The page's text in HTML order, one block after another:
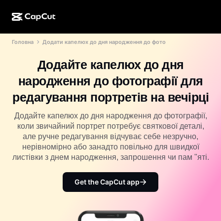
Онлайн-версія CapCut
CapCut Pad
CapCut для мобільних пристроїв
ШІ Dreamina
ШІ Pippit
ШІ-дизайн
Відеостудія
ШІ-генератор відео
ШІ-генератор зображень
Покращення ШІ-зображення
Dreamina Seedance 2.5
Nano Banana Pro
ШІ-інструменти
Редактор і генератор відео
Редактор і генератор зображень
Генератор і редактор голосу
Більше
Випадки використання
Соціальні мережі
Святкові шаблони
Більше
Шаблони календаря
Шаблони до річниці
Спільнота
Ініціативи
Партнери
Піонерська програма
Креативний кампус CapCut
Головна Додати капелюх до дня народження до фото
Додайте капелюх до дня
народження до фотографії для
редагування портретів на вечірці
Додайте капелюх до дня народження до фотографії,
коли звичайний портрет потребує святкової деталі,
але ручне редагування відчуває себе незручно,
нерівномірно або занадто повільно для швидкої
листівки з днем народження, запрошення чи пам "яті.
Get the CapCut app